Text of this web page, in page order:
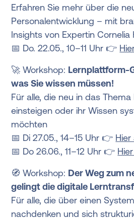
Erfahren Sie mehr über die
Personalentwicklung – mit
Insights von Expertin Cornelia
📅 Do. 22.05., 10–11 Uhr 👉
🚀 Workshop: Lernplattform-
was Sie wissen müssen!
Für alle, die neu in das
einsteigen oder ihr Wissen
möchten
📅 Di 27.05., 14–15 Uhr 👉
📅 Do 26.06., 11–12 Uhr 👉
🧭 Workshop: Der Weg zum
gelingt die digitale
Für alle, die über einen
nachdenken und sich